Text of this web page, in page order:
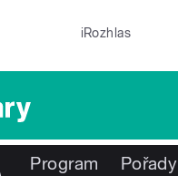
iRozhlas
Program Pořady